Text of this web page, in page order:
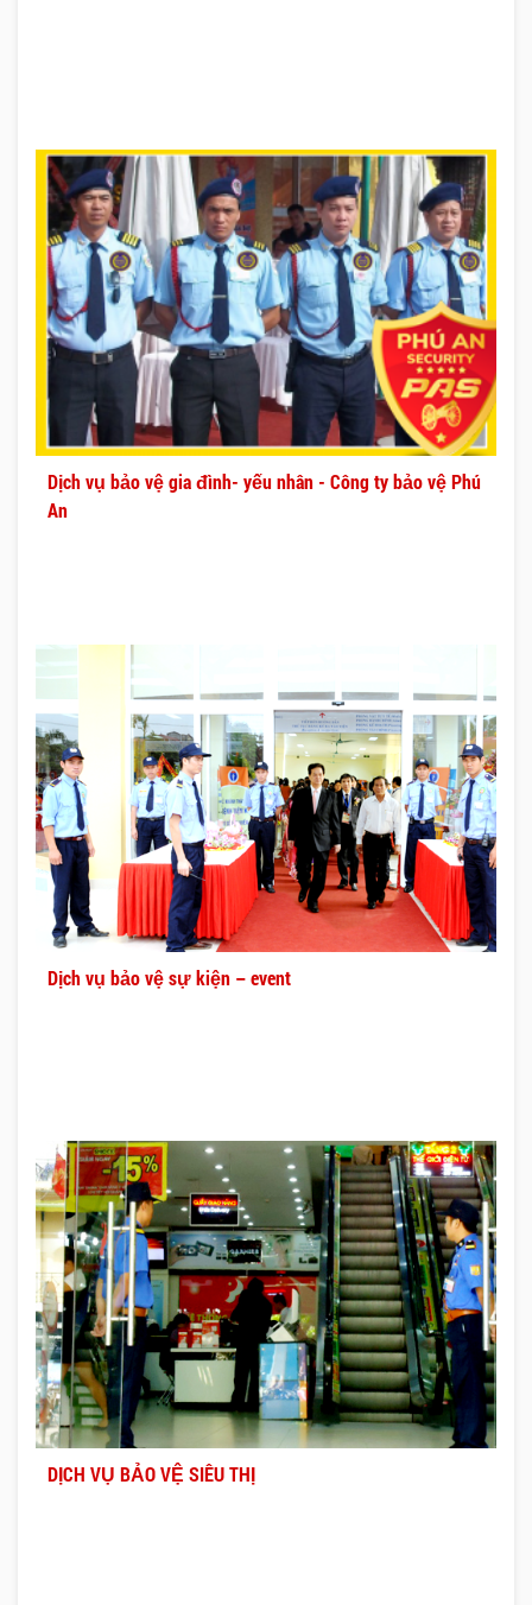
Dịch vụ bảo vệ gia đình- yếu nhân - Công ty bảo vệ Phú
An
Dịch vụ bảo vệ sự kiện – event
DỊCH VỤ BẢO VỆ SIÊU THỊ